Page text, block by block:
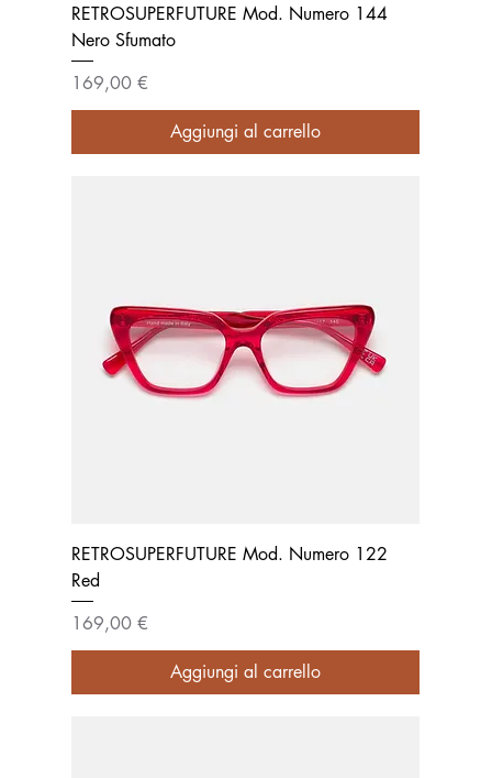
RETROSUPERFUTURE Mod. Numero 144
Nero Sfumato
Prezzo
169,00 €
Aggiungi al carrello
RETROSUPERFUTURE Mod. Numero 122
Red
Prezzo
169,00 €
Aggiungi al carrello